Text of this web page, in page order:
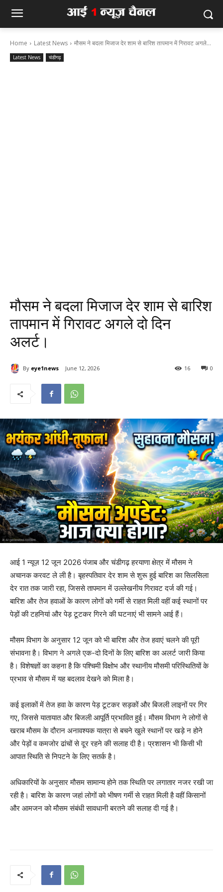
Home Latest News मौसम ने बदला मिजाज देर शाम से बारिश तापमान में गिरावट अगले...
Latest News चंडीगढ़
मौसम ने बदला मिजाज देर शाम से बारिश
तापमान में गिरावट अगले दो दिन
अलर्ट।
By eye1news June 12, 2026 0
16
आई 1 न्यूज़ 12 जून 2026 पंजाब और चंडीगढ़ हरयाणा क्षेत्र में मौसम ने
अचानक करवट ले ली है। बृहस्पतिवार देर शाम से शुरू हुई बारिश का सिलसिला
देर रात तक जारी रहा, जिससे तापमान में उल्लेखनीय गिरावट दर्ज की गई।
बारिश और तेज हवाओं के कारण लोगों को गर्मी से राहत मिली वहीं कई स्थानों पर
पेड़ों की टहनियां और पेड़ टूटकर गिरने की घटनाएं भी सामने आई हैं।
मौसम विभाग के अनुसार 12 जून को भी बारिश और तेज हवाएं चलने की पूरी
संभावना है। विभाग ने अगले एक-दो दिनों के लिए बारिश का अलर्ट जारी किया
है। विशेषज्ञों का कहना है कि पश्चिमी विक्षोभ और स्थानीय मौसमी परिस्थितियों के
प्रभाव से मौसम में यह बदलाव देखने को मिला है।
कई इलाकों में तेज हवा के कारण पेड़ टूटकर सड़कों और बिजली लाइनों पर गिर
गए, जिससे यातायात और बिजली आपूर्ति प्रभावित हुई। मौसम विभाग ने लोगों से
खराब मौसम के दौरान अनावश्यक यात्रा से बचने खुले स्थानों पर खड़े न होने
और पेड़ों व कमजोर ढांचों से दूर रहने की सलाह दी है। प्रशासन भी किसी भी
आपात स्थिति से निपटने के लिए सतर्क है।
अधिकारियों के अनुसार मौसम सामान्य होने तक स्थिति पर लगातार नजर रखी जा
रही है। बारिश के कारण जहां लोगों को भीषण गर्मी से राहत मिली है वहीं किसानों
और आमजन को मौसम संबंधी सावधानी बरतने की सलाह दी गई है।